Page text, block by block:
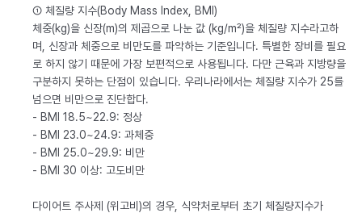
① 체질량 지수(Body Mass Index, BMI)
체중(kg)을 신장(m)의 제곱으로 나눈 값 (kg/m²)을 체질량 지수라고하
며, 신장과 체중으로 비만도를 파악하는 기준입니다. 특별한 장비를 필요
로 하지 않기 때문에 가장 보편적으로 사용됩니다. 다만 근육과 지방량을
구분하지 못하는 단점이 있습니다. 우리나라에서는 체질량 지수가 25를
넘으면 비만으로 진단합다.
- BMI 18.5~22.9: 정상
- BMI 23.0~24.9: 과체중
- BMI 25.0~29.9: 비만
- BMI 30 이상: 고도비만
다이어트 주사제 (위고비)의 경우, 식약처로부터 초기 체질량지수가